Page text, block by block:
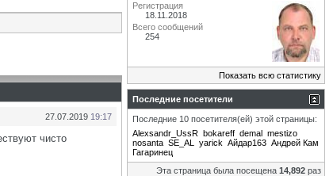
27.07.2019 19:17
чисто
Регистрация
18.11.2018
Всего сообщений
254
Показать всю статистику
Последние посетители
Последние 10 посетителя(ей) этой страницы:
Alexsandr_UssR bokareff demal mestizo
nosanta SE_AL yarick Айдар163 Андрей Кам
Гагаринец
Эта страница была посещена 14,892 раз